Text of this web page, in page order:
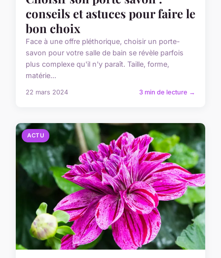
conseils et astuces pour faire le
bon choix
Face à une offre pléthorique, choisir un porte-
savon pour votre salle de bain se révèle parfois
plus complexe qu'il n'y paraît. Taille, forme,
matérie...
22 mars 2024 3 min de lecture →
ACTU